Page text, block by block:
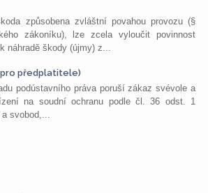
způsobena zvláštní povahou provozu (§
zákoníku), lze zcela vyloučit povinnost
náhradě škody (újmy) z...
pro předplatitele)
podústavního práva poruší zákaz svévole a
na soudní ochranu podle čl. 36 odst. 1
svobod,...